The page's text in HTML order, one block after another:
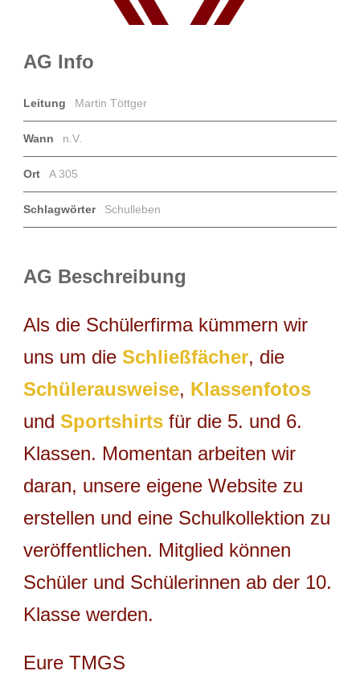
AG Info
Leitung Martin Töttger
Wann n.V.
Ort A 305
Schlagwörter Schulleben
AG Beschreibung
Als die Schülerfirma kümmern wir
uns um die Schließfächer, die
Schülerausweise, Klassenfotos
und Sportshirts für die 5. und 6.
Klassen. Momentan arbeiten wir
daran, unsere eigene Website zu
erstellen und eine Schulkollektion zu
veröffentlichen. Mitglied können
Schüler und Schülerinnen ab der 10.
Klasse werden.
Eure TMGS